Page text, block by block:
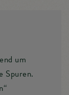
um
Spuren.